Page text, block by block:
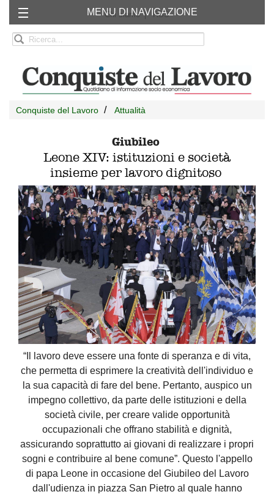
Chi siamo RSS
MENU DI NAVIGAZIONE
Conquiste del Lavoro Attualità
Giubileo
Leone XIV: istituzioni e società
insieme per lavoro dignitoso
“Il lavoro deve essere una fonte di speranza e di vita,
che permetta di esprimere la creatività dell'individuo e
la sua capacità di fare del bene. Pertanto, auspico un
impegno collettivo, da parte delle istituzioni e della
società civile, per creare valide opportunità
occupazionali che offrano stabilità e dignità,
assicurando soprattutto ai giovani di realizzare i propri
sogni e contribuire al bene comune”. Questo l'appello
di papa Leone in occasione del Giubileo del Lavoro
dall'udienza in piazza San Pietro al quale hanno